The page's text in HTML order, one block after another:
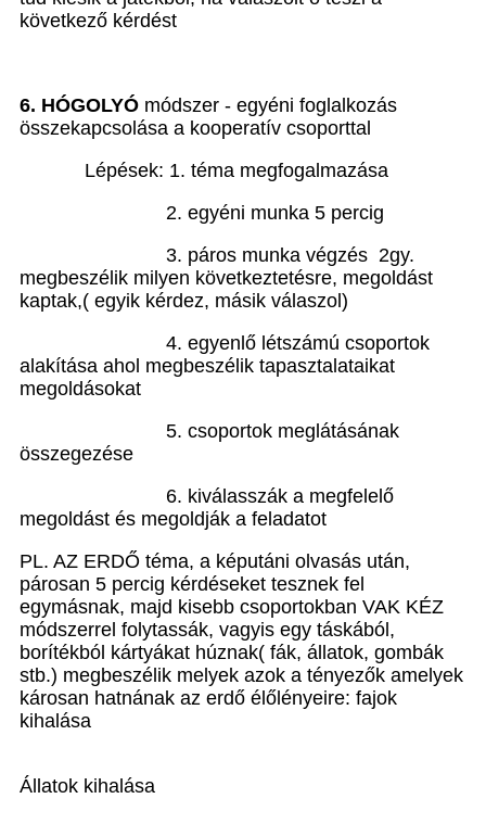
következő kérdést
6. HÓGOLYÓ módszer - egyéni foglalkozás
összekapcsolása a kooperatív csoporttal
Lépések: 1. téma megfogalmazása
2. egyéni munka 5 percig
3. páros munka végzés 2gy.
megbeszélik milyen következtetésre, megoldást
kaptak,( egyik kérdez, másik válaszol)
4. egyenlő létszámú csoportok
alakítása ahol megbeszélik tapasztalataikat
megoldásokat
5. csoportok meglátásának
összegezése
6. kiválasszák a megfelelő
megoldást és megoldják a feladatot
PL. AZ ERDŐ téma, a képutáni olvasás után,
párosan 5 percig kérdéseket tesznek fel
egymásnak, majd kisebb csoportokban VAK KÉZ
módszerrel folytassák, vagyis egy táskából,
borítékból kártyákat húznak( fák, állatok, gombák
stb.) megbeszélik melyek azok a tényezők amelyek
károsan hatnának az erdő élőlényeire: fajok
kihalása
Állatok kihalása